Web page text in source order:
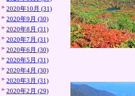
2020年10月 (31)
2020年9月 (30)
2020年8月 (31)
2020年7月 (31)
2020年6月 (30)
2020年5月 (31)
2020年4月 (30)
2020年3月 (31)
2020年2月 (29)